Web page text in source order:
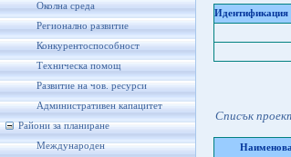
Околна среда
Регионално развитие
Конкурентоспособност
Техническа помощ
Развитие на чов. ресурси
Административен капацитет
Райони за планиране
Международен
Идентификация
Списък